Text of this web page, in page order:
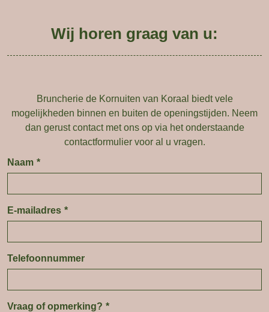
Wij horen graag van u:
Bruncherie de Kornuiten van Koraal biedt vele
mogelijkheden binnen en buiten de openingstijden. Neem
dan gerust contact met ons op via het onderstaande
contactformulier voor al u vragen.
Naam *
E-mailadres *
Telefoonnummer
Vraag of opmerking? *